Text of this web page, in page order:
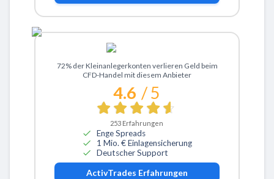
Zu ActivTrades
72% der Kleinanlegerkonten verlieren Geld beim
CFD-Handel mit diesem Anbieter
4.6 / 5
253 Erfahrungen
Enge Spreads
1 Mio. € Einlagensicherung
Deutscher Support
ActivTrades Erfahrungen